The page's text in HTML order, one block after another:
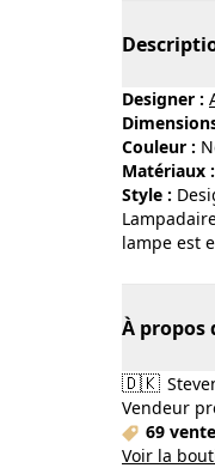
Designer :
Couleur :
Matériaux :
Style :
lampe est
À propos
🇩🇰
Vendeur
69
Voir la